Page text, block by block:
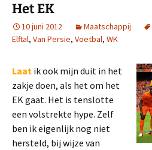
Het EK
10 juni 2012 Maatschappij
Elftal, Van Persie, Voetbal, WK
Laat ik ook mijn duit in het
zakje doen, als het om het
EK gaat. Het is tenslotte
een volstrekte hype. Zelf
ben ik eigenlijk nog niet
hersteld, bij wijze van